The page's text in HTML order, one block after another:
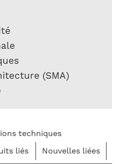
(SMA)
techniques
liés Nouvelles liées